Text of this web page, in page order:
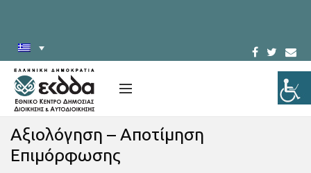
Αξιολόγηση – Αποτίμηση
Επιμόρφωσης